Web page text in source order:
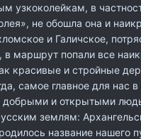
узкоколейкам, в
не обошла она и
и Галичское,
в маршрут попали все
красивые и стройные
самое главное для нас
добрыми и открытыми
землям:
название нашего